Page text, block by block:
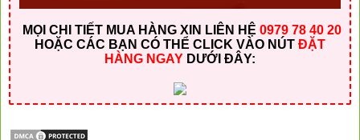
MỌI CHI TIẾT MUA HÀNG XIN LIÊN HỆ 0979 78 40 20
HOẶC CÁC BẠN CÓ THỂ CLICK VÀO NÚT ĐẶT
HÀNG NGAY DƯỚI ĐÂY: